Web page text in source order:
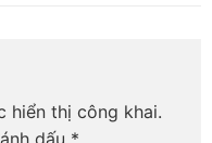
hiển thị công khai.
dấu *